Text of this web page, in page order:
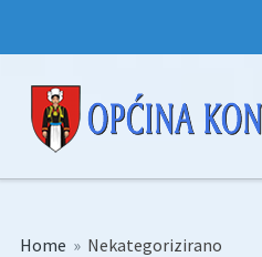
Home » Nekategorizirano